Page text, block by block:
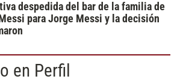
despedida del bar de la familia de
para Jorge Messi y la decisión
en Perfil